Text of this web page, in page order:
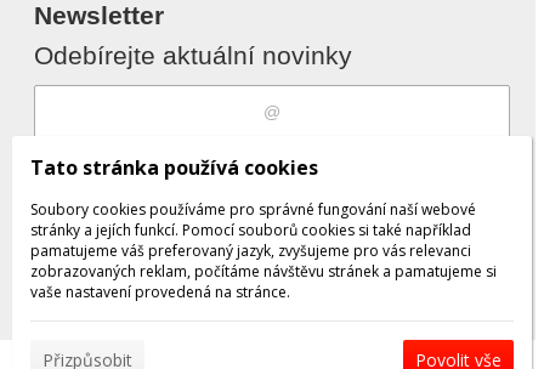
Newsletter
Odebírejte aktuální novinky
Souhlasím szpracováním osobních
údajů
Odebrat Přidat
Tato stránka používá cookies
Soubory cookies používáme pro správné fungování naší webové
stránky a jejích funkcí. Pomocí souborů cookies si také například
pamatujeme váš preferovaný jazyk, zvyšujeme pro vás relevanci
zobrazovaných reklam, počítáme návštěvu stránek a pamatujeme si
vaše nastavení provedená na stránce.
Přizpůsobit Povolit vše